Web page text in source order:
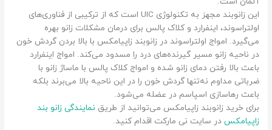
این زانوبند مجهز به تکنولوژی UIC است که از ترکیبی از فناوری‌های
اولتراسوند، اینفرارد و کلاک پالس برای درمان مشکلات زانو بهره
می‌گیرد. امواج اولتراسوند در زانوبند زاپیامکس با بالا بردن گردش خون
در ناحیه زانو مسیر گیرنده‌های درد را مسدود می‌کند. امواج اینفرارد
باعث بالا رفتن دمای زانو شده و امواج کلاک پالس با ماساژ زانو با
ضرباتی مداوم نه‌تنها گردش خون را در این ناحیه بالا می‌برند بلکه
باعث رهاسازی اسپاسم در عضله می‌شود.
برای خرید زانوبند زاپیامکس می‌توانید از طریق نمایندگی زانو بند
زاپیامکس در سایت نی مارکت اقدام کنید.